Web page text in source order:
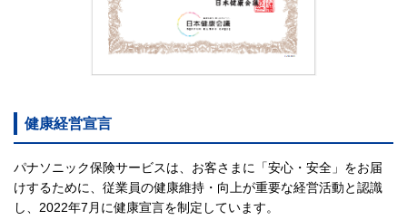
健康経営宣言
パナソニック保険サービスは、お客さまに「安心・安全」をお届
けするために、従業員の健康維持・向上が重要な経営活動と認識
し、2022年7月に健康宣言を制定しています。